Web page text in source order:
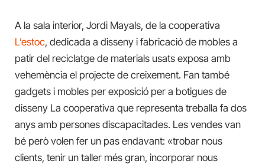
A la sala interior, Jordi Mayals, de la cooperativa
L’estoc, dedicada a disseny i fabricació de mobles a
patir del reciclatge de materials usats exposa amb
vehemència el projecte de creixement. Fan també
gadgets i mobles per exposició per a botigues de
disseny La cooperativa que representa treballa fa dos
anys amb persones discapacitades. Les vendes van
bé però volen fer un pas endavant: «trobar nous
clients, tenir un taller més gran, incorporar nous